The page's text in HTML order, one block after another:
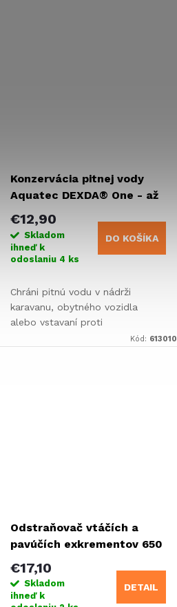
Konzervácia pitnej vody
Aquatec DEXDA® One - až
na 6 mesiacov
€12,90
Skladom
ihneď k
odoslaniu 4 ks
DO KOŠÍKA
Chráni pitnú vodu v nádrži
karavanu, obytného vozidla
alebo vstavaní proti
kontaminácii. ZneškodňujeKód: 613010
Odstraňovač vtáčích a
pavúčích exkrementov 650
ml,
€17,10
Skladom
ihneď k
DETAIL